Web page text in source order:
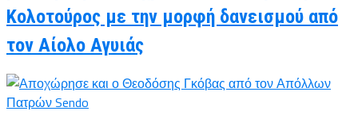
Κολοτούρος με την μορφή δανεισμού από
τον Αίολο Αγυιάς